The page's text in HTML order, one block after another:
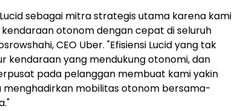
sebagai mitra strategis utama karena kami
otonom dengan cepat di seluruh
CEO Uber. "Efisiensi Lucid yang tak
kendaraan yang mendukung otonomi, dan
pada pelanggan membuat kami yakin
menghadirkan mobilitas otonom bersama-